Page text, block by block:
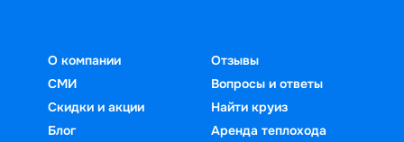
О компании
СМИ
Скидки и акции
Блог
Отзывы
Вопросы и ответы
Найти круиз
Аренда теплохода